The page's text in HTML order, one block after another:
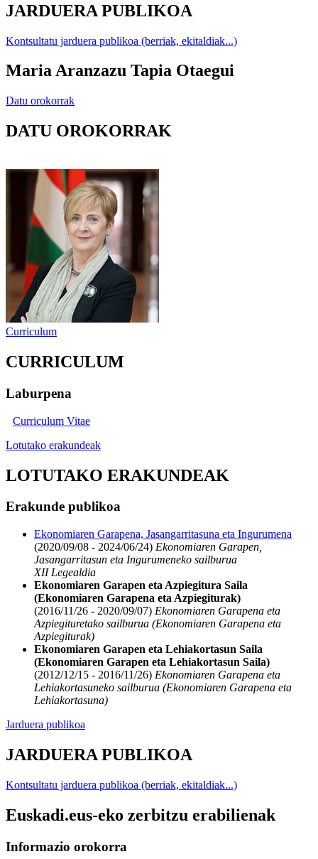
JARDUERA PUBLIKOA
Kontsultatu jarduera publikoa (berriak, ekitaldiak...)
Maria Aranzazu Tapia Otaegui
Datu orokorrak
DATU OROKORRAK
Curriculum
CURRICULUM
Laburpena
Curriculum Vitae
Lotutako erakundeak
LOTUTAKO ERAKUNDEAK
Erakunde publikoa
Ekonomiaren Garapena, Jasangarritasuna eta Ingurumena
(2020/09/08 - 2024/06/24) Ekonomiaren Garapen,
Jasangarritasun eta Ingurumeneko sailburua
XII Legealdia
Ekonomiaren Garapen eta Azpiegitura Saila
(Ekonomiaren Garapena eta Azpiegiturak)
(2016/11/26 - 2020/09/07) Ekonomiaren Garapena eta
Azpiegituretako sailburua (Ekonomiaren Garapena eta
Azpiegiturak)
Ekonomiaren Garapen eta Lehiakortasun Saila
(Ekonomiaren Garapen eta Lehiakortasun Saila)
(2012/12/15 - 2016/11/26) Ekonomiaren Garapena eta
Lehiakortasuneko sailburua (Ekonomiaren Garapena eta
Lehiakortasuna)
Jarduera publikoa
JARDUERA PUBLIKOA
Kontsultatu jarduera publikoa (berriak, ekitaldiak...)
Euskadi.eus-eko zerbitzu erabilienak
Informazio orokorra